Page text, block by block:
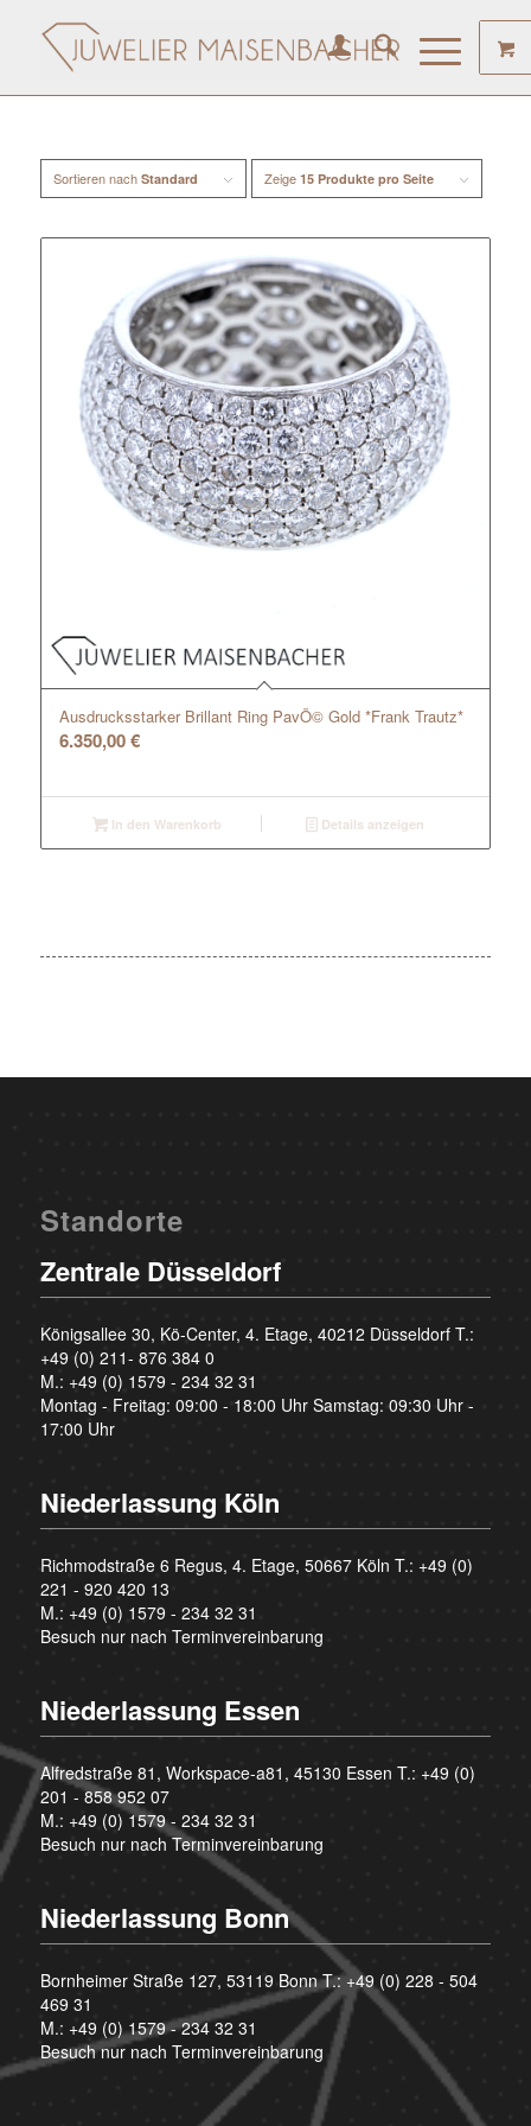
Sortieren nach Standard Zeige 15 Produkte pro Seite
Ausdrucksstarker Brillant Ring PavÖ© Gold *Frank Trautz*
6.350,00€
In den Warenkorb Details anzeigen
Standorte
Zentrale Düsseldorf
Königsallee 30, Kö-Center, 4. Etage, 40212 Düsseldorf T.:
+49 (0) 211- 876 384 0
M.: +49 (0) 1579 - 234 32 31
Montag - Freitag: 09:00 - 18:00 Uhr Samstag: 09:30 Uhr -
17:00 Uhr
Niederlassung Köln
Richmodstraße 6 Regus, 4. Etage, 50667 Köln T.: +49 (0)
221 - 920 420 13
M.: +49 (0) 1579 - 234 32 31
Besuch nur nach Terminvereinbarung
Niederlassung Essen
Alfredstraße 81, Workspace-a81, 45130 Essen T.: +49 (0)
201 - 858 952 07
M.: +49 (0) 1579 - 234 32 31
Besuch nur nach Terminvereinbarung
Niederlassung Bonn
Bornheimer Straße 127, 53119 Bonn T.:+49 (0) 228 - 504
469 31
M.: +49 (0) 1579 - 234 32 31
Besuch nur nach Terminvereinbarung